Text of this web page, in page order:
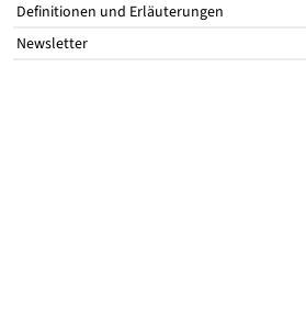
Definitionen und Erläuterungen
Newsletter